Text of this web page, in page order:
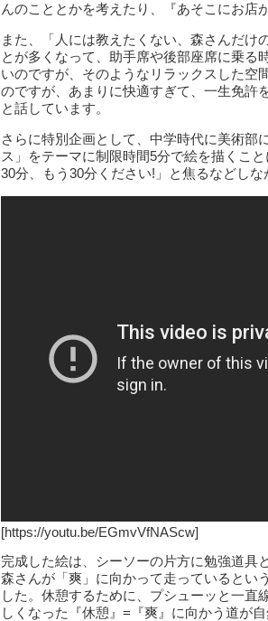
んのこととかを考えたり、『あそこにお店
また、「人には教えたくない、森さんだけ
とが多くなって、助手席や後部座席に乗る
いのですが、そのようなリラックスした空
のですが、あまりに快適すぎて、一生免許
と話しています。
さらに特別企画として、中学時代に美術部
ス」をテーマに制限時間5分で絵を描くこ
30分、もう30分ください!」と焦るなどしな
[https://youtu.be/EGmvVfNAScw]
完成した絵は、シーソーの片方に勉強道具
森さんが「爽」に向かって走っているとい
した。休憩するために、プシューッと一直
しくなった『休憩』=『爽』に向かう道が